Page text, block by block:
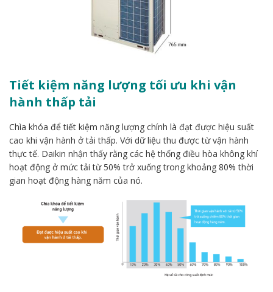
Tiết kiệm năng lượng tối ưu khi vận
hành thấp tải
Chìa khóa để tiết kiệm năng lượng chính là đạt được hiệu suất
cao khi vận hành ở tải thấp. Với dữ liệu thu được từ vận hành
thực tế. Daikin nhận thấy rằng các hệ thống điều hòa không khí
hoạt động ở mức tải từ 50% trở xuống trong khoảng 80% thời
gian hoạt động hàng năm của nó.